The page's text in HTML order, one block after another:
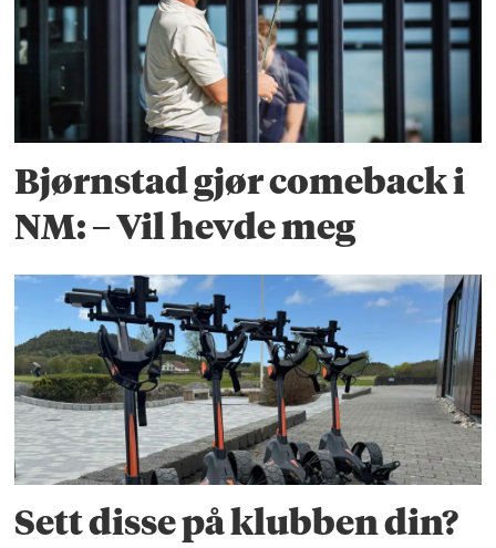
Bjørnstad gjør comeback i
NM: – Vil hevde meg
Sett disse på klubben din?